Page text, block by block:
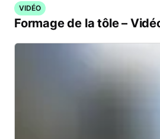
VIDÉO
Formage de la tôle –